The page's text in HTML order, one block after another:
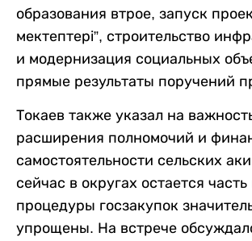
образования втрое, запуск
мектептері”, строительство
и модернизация социальных
прямые результаты поручений
Токаев также указал на
расширения полномочий и
самостоятельности сельских
сейчас в округах остается часть
процедуры госзакупок
упрощены. На встрече